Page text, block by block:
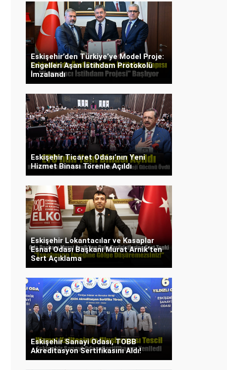
Eskişehir’den Türkiye’ye Model Proje:
Engelleri Aşan İstihdam Protokolü
İmzalandı
Eskişehir Ticaret Odası’nın Yeni
Hizmet Binası Törenle Açıldı
Eskişehir Lokantacılar ve Kasaplar
Esnaf Odası Başkanı Murat Arnik’ten
Sert Açıklama
Eskişehir Sanayi Odası, TOBB
Akreditasyon Sertifikasını Aldı!